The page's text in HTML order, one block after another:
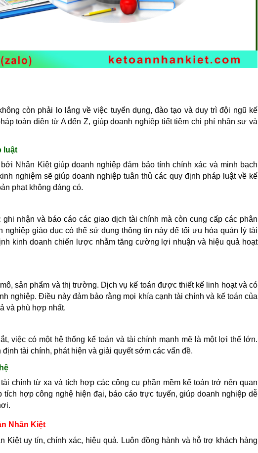
còn phải lo lắng về việc tuyển dụng, đào tạo và duy trì đội ngũ kế
toàn diện từ A đến Z, giúp doanh nghiệp tiết tiệm chi phí nhân sự và
luật
Nhân Kiệt giúp doanh nghiệp đảm bảo tính chính xác và minh bạch
nghiệm sẽ giúp doanh nghiệp tuân thủ các quy định pháp luật về kế
phạt không đáng có.
nhận và báo cáo các giao dịch tài chính mà còn cung cấp các phân
nghiệp giáo dục có thể sử dụng thông tin này để tối ưu hóa quản lý tài
kinh doanh chiến lược nhằm tăng cường lợi nhuận và hiệu quả hoạt
sản phẩm và thị trường. Dịch vụ kế toán được thiết kế linh hoạt và có
nghiệp. Điều này đảm bảo rằng mọi khía cạnh tài chính và kế toán của
và phù hợp nhất.
việc có một hệ thống kế toán và tài chính mạnh mẽ là một lợi thế lớn.
tài chính, phát hiện và giải quyết sớm các vấn đề.
chính từ xa và tích hợp các công cụ phần mềm kế toán trở nên quan
hợp công nghệ hiện đại, báo cáo trực tuyến, giúp doanh nghiệp dễ
Nhân Kiệt
Kiệt uy tín, chính xác, hiệu quả. Luôn đồng hành và hỗ trợ khách hàng